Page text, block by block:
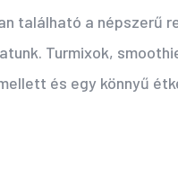
található a népszerű
Turmixok,
és egy könnyű